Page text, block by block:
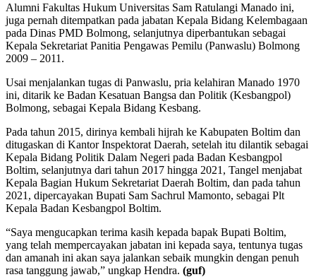
Alumni Fakultas Hukum Universitas Sam Ratulangi Manado ini,
juga pernah ditempatkan pada jabatan Kepala Bidang Kelembagaan
pada Dinas PMD Bolmong, selanjutnya diperbantukan sebagai
Kepala Sekretariat Panitia Pengawas Pemilu (Panwaslu) Bolmong
2009 – 2011.
Usai menjalankan tugas di Panwaslu, pria kelahiran Manado 1970
ini, ditarik ke Badan Kesatuan Bangsa dan Politik (Kesbangpol)
Bolmong, sebagai Kepala Bidang Kesbang.
Pada tahun 2015, dirinya kembali hijrah ke Kabupaten Boltim dan
ditugaskan di Kantor Inspektorat Daerah, setelah itu dilantik sebagai
Kepala Bidang Politik Dalam Negeri pada Badan Kesbangpol
Boltim, selanjutnya dari tahun 2017 hingga 2021, Tangel menjabat
Kepala Bagian Hukum Sekretariat Daerah Boltim, dan pada tahun
2021, dipercayakan Bupati Sam Sachrul Mamonto, sebagai Plt
Kepala Badan Kesbangpol Boltim.
“Saya mengucapkan terima kasih kepada bapak Bupati Boltim,
yang telah mempercayakan jabatan ini kepada saya, tentunya tugas
dan amanah ini akan saya jalankan sebaik mungkin dengan penuh
rasa tanggung jawab,” ungkap Hendra. (guf)